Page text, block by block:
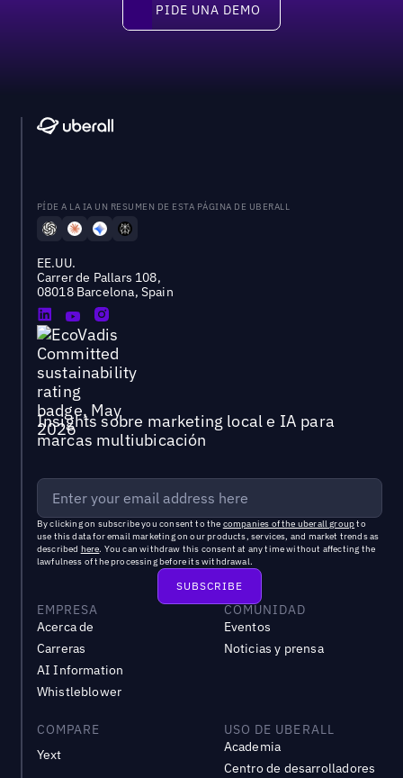
Pide una demo
PIDE UNA DEMO
PÍDE A LA IA UN RESUMEN DE ESTA PÁGINA DE UBERALL
EE.UU.
Carrer de Pallars 108,
08018 Barcelona, Spain
Insights sobre marketing local e IA para
marcas multiubicación
By clicking on subscribe you consent to the companies of the uberall groupto
use this data for email marketing on our products, services, and market trends as
described here. You can withdraw this consent at any time without affecting the
lawfulness of the processing before its withdrawal.
EMPRESA
Acerca de
Carreras
AI Information
Whistleblower
COMUNIDAD
Eventos
Noticias y prensa
COMPARE
Yext
USO DE UBERALL
Academia
Centro de desarrolladores